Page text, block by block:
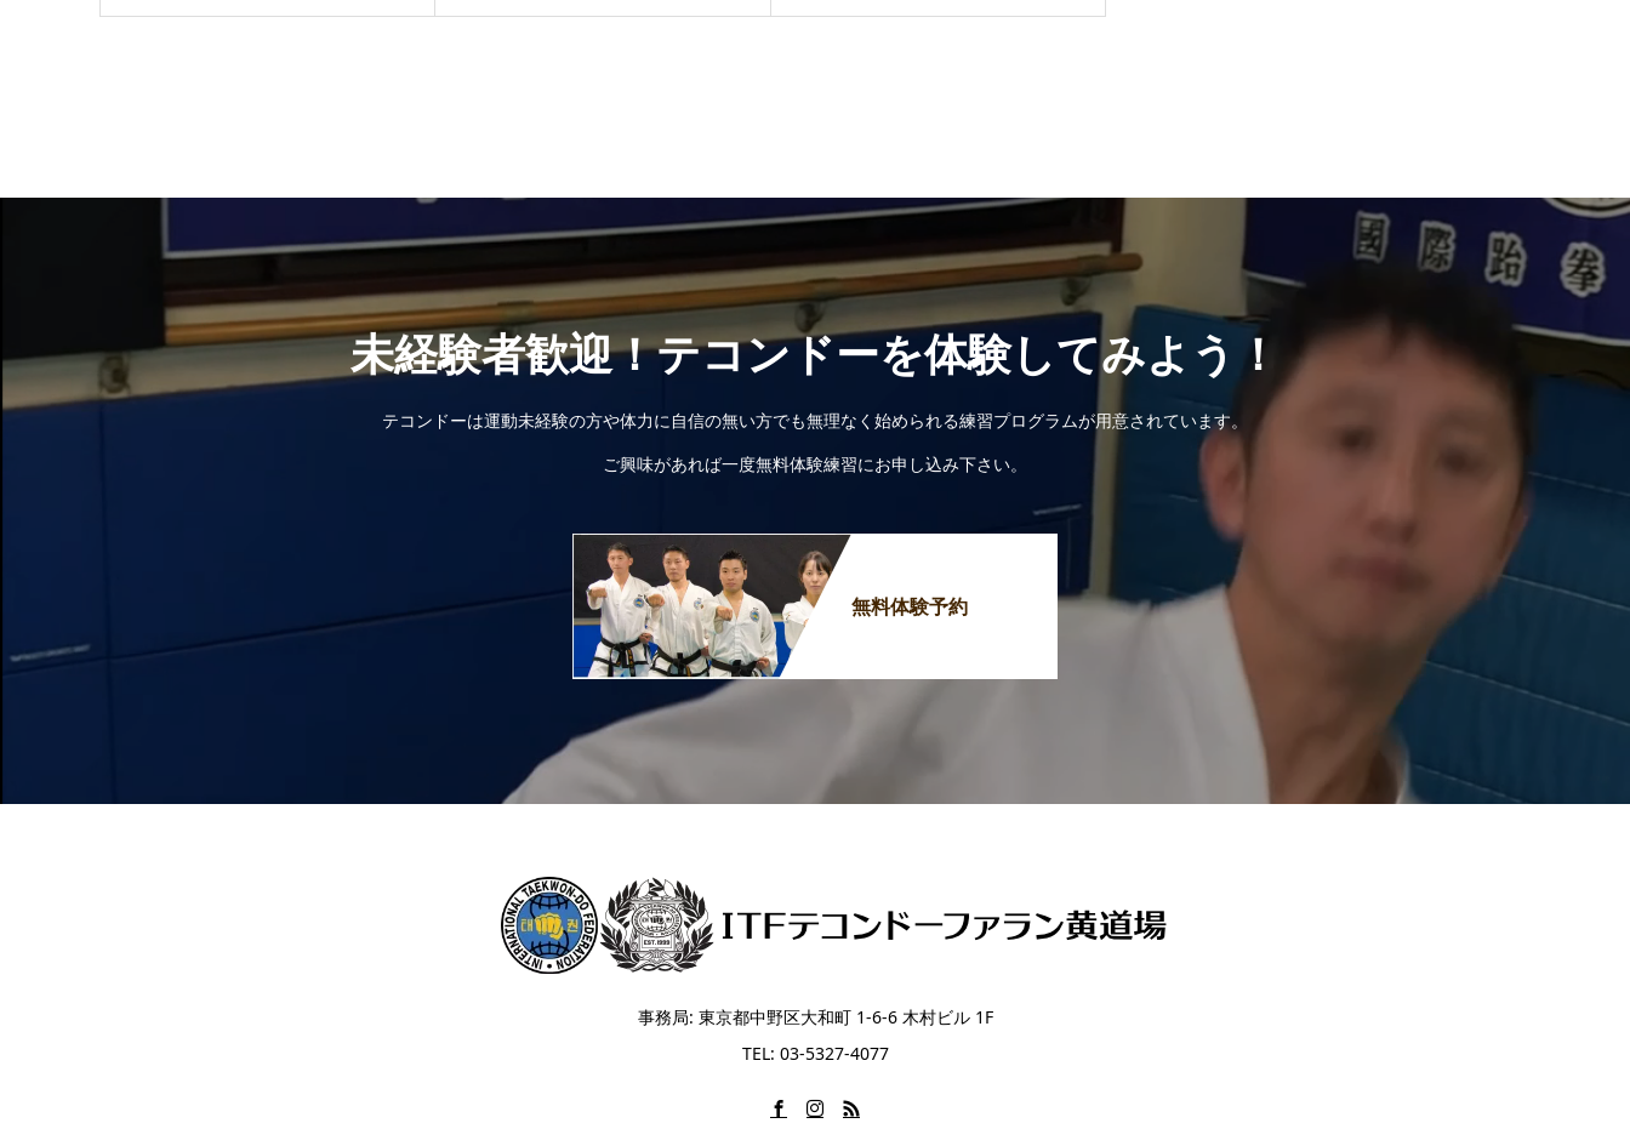
未経験者歓迎！テコンドーを体験してみよう！
テコンドーは運動未経験の方や体力に自信の無い方でも無理なく始められる練習プログラムが用意されています。
ご興味があれば一度無料体験練習にお申し込み下さい。
無料体験予約
事務局: 東京都中野区大和町 1-6-6 木村ビル 1F
TEL: 03-5327-4077